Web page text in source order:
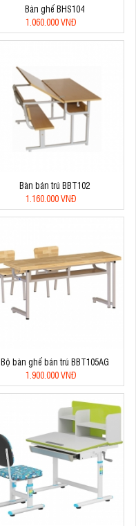
Bàn ghế BHS104
1.060.000 VNĐ
Bàn bán trú BBT102
1.160.000 VNĐ
Bộ bàn ghế bán trú BBT105AG
1.900.000 VNĐ